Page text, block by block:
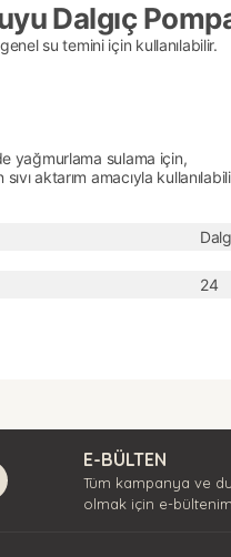
Dalgıç
su temini için kullanılabilir.
yağmurlama sulama için,
aktarım amacıyla
24
E-BÜLTEN
Tüm kampanya ve
olmak için e-